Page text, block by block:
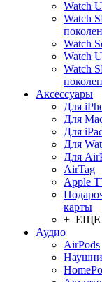
Watch
Watch
Watch
Watch
Watch
Аксессуары
Для
Для
Для
Для
Для
AirTag
Apple
карты
+ ЕЩЕ
Аудио
AirPods